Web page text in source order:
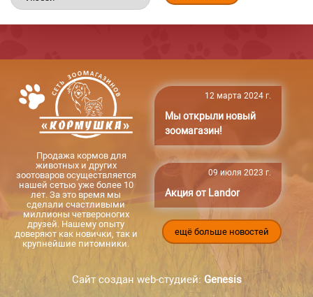
Продажа кормов для
животных и других
зоотоваров осуществляется
нашей сетью уже более 10
лет. За это время мы
сделали счастливыми
миллионы четвероногих
друзей. Нашему опыту
доверяют как новички, так и
крупнейшие питомники.
12 марта 2024 г.
Мы открыли новый
зоомагазин!
09 июля 2023 г.
Акция от Landor
ещё больше новостей
Сайт создан web-студией: Genesis